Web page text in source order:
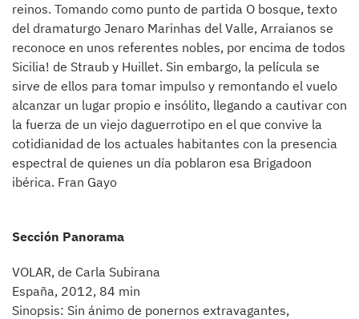
reinos. Tomando como punto de partida O bosque, texto
del dramaturgo Jenaro Marinhas del Valle, Arraianos se
reconoce en unos referentes nobles, por encima de todos
Sicilia! de Straub y Huillet. Sin embargo, la película se
sirve de ellos para tomar impulso y remontando el vuelo
alcanzar un lugar propio e insólito, llegando a cautivar con
la fuerza de un viejo daguerrotipo en el que convive la
cotidianidad de los actuales habitantes con la presencia
espectral de quienes un día poblaron esa Brigadoon
ibérica. Fran Gayo
Sección Panorama
VOLAR, de Carla Subirana
España, 2012, 84 min
Sinopsis: Sin ánimo de ponernos extravagantes,